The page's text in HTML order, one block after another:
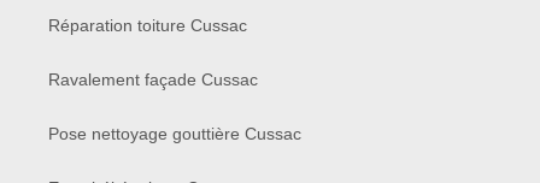
Réparation toiture Cussac
Ravalement façade Cussac
Pose nettoyage gouttière Cussac